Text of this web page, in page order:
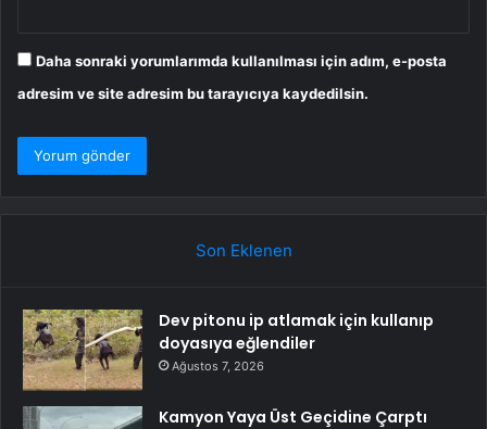
Daha sonraki yorumlarımda kullanılması için adım, e-posta
adresim ve site adresim bu tarayıcıya kaydedilsin.
Son Eklenen
Dev pitonu ip atlamak için kullanıp
doyasıya eğlendiler
Ağustos 7, 2026
Kamyon Yaya Üst Geçidine Çarptı